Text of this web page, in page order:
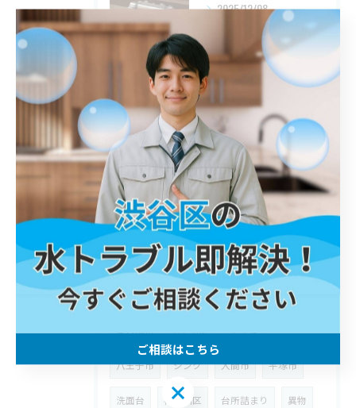
2025/12/08
タグ Tags
川口市 屋外排水管詰まり 解消
鎌倉市 トイレ詰まり 港区 詰まり
春日部市 江戸川区 トイレ
八王子市 シンク 入間市 平塚市
洗面台 神奈川区 台所詰まり 異物
ご相談はこちら
ご相談はこちら